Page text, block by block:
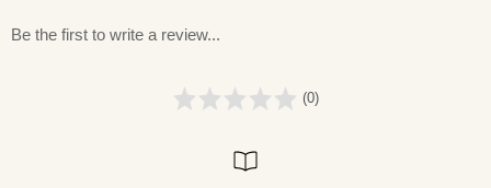
Be the first to write a review...
(0)